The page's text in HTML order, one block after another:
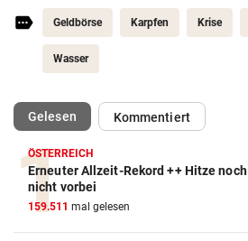
Geldbörse Karpfen Krise
Wasser
Gelesen(ausgewählt)Kommentiert
ÖSTERREICH
Erneuter Allzeit-Rekord ++ Hitze noch
nicht vorbei
159.511 mal gelesen